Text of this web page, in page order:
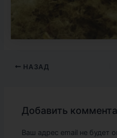
НАЗАД
Добавить
Ваш адрес email не будет